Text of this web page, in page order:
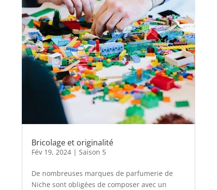
Bricolage et originalité
Fév 19, 2024| Saison 5
De nombreuses marques de parfumerie de
Niche sont obligées de composer avec un